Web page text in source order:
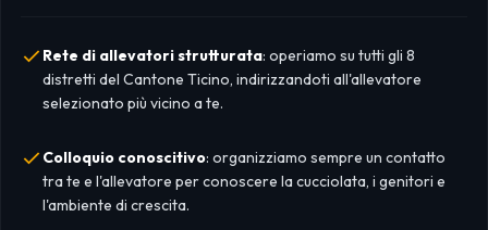
Rete di allevatori strutturata: operiamo su tutti gli 8
distretti del Cantone Ticino, indirizzandoti all'allevatore
selezionato più vicino a te.
Colloquio conoscitivo: organizziamo sempre un contatto
tra te e l'allevatore per conoscere la cucciolata, i genitori e
l'ambiente di crescita.